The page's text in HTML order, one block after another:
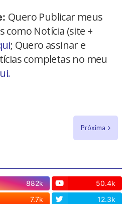
Quero Publicar meus
como Notícia (site +
; Quero assinar e
completas no meu
Próxima
882k
50.4k
7.7k 12.3k